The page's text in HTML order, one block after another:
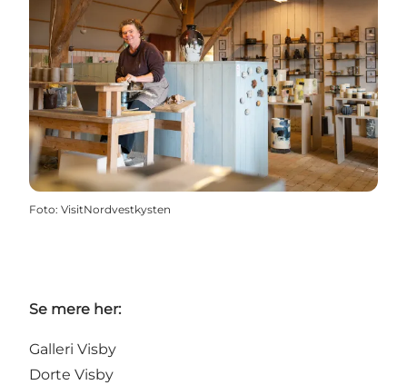
Foto: VisitNordvestkysten
Se mere her:
Galleri Visby
Dorte Visby